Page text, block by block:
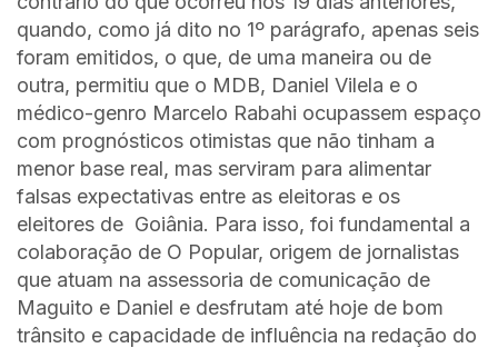
quando, como já dito no 1º parágrafo, apenas seis
foram emitidos, o que, de uma maneira ou de
outra, permitiu que o MDB, Daniel Vilela e o
médico-genro Marcelo Rabahi ocupassem espaço
com prognósticos otimistas que não tinham a
menor base real, mas serviram para alimentar
falsas expectativas entre as eleitoras e os
eleitores de Goiânia. Para isso, foi fundamental a
colaboração de O Popular, origem de jornalistas
que atuam na assessoria de comunicação de
Maguito e Daniel e desfrutam até hoje de bom
trânsito e capacidade de influência na redação do